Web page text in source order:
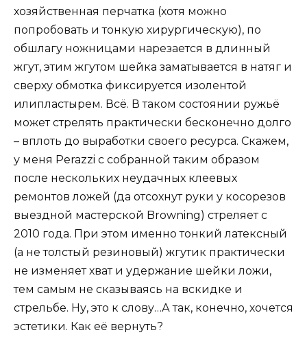
хозяйственная перчатка (хотя можно
попробовать и тонкую хирургическую), по
обшлагу ножницами нарезается в длинный
жгут, этим жгутом шейка заматывается в натяг и
сверху обмотка фиксируется изолентой
илипластырем. Всё. В таком состоянии ружьё
может стрелять практически бесконечно долго
– вплоть до выработки своего ресурса. Скажем,
у меня Perazzi с собранной таким образом
после нескольких неудачных клеевых
ремонтов ложей (да отсохнут руки у косорезов
выездной мастерской Browning) стреляет с
2010 года. При этом именно тонкий латексный
(а не толстый резиновый) жгутик практически
не изменяет хват и удержание шейки ложи,
тем самым не сказываясь на вскидке и
стрельбе. Ну, это к слову…А так, конечно, хочется
эстетики. Как её вернуть?